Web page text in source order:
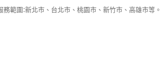
範圍:新北市、台北市、桃園市、新竹市、高雄市等。